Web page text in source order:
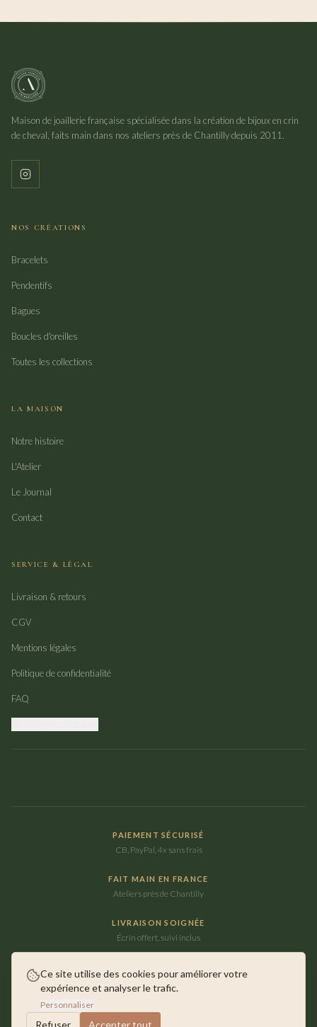
Maison de joaillerie française spécialisée dans la création de bijoux en crin
de cheval, faits main dans nos ateliers près de Chantilly depuis 2011.
NOS CRÉATIONS
Bracelets
Pendentifs
Bagues
Boucles d'oreilles
Toutes les collections
LA MAISON
Notre histoire
L'Atelier
Le Journal
Contact
SERVICE & LÉGAL
Livraison & retours
CGV
Mentions légales
Politique de confidentialité
FAQ
PAIEMENT SÉCURISÉ
CB, PayPal, 4x sans frais
FAIT MAIN EN FRANCE
Ateliers près de Chantilly
LIVRAISON SOIGNÉE
Écrin offert, suivi inclus
Faits main près de Chantilly
Ce site utilise des cookies pour améliorer votre
expérience et analyser le trafic.
Personnaliser
Refuser Accepter tout